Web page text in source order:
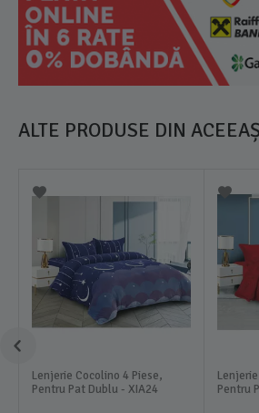
ALTE PRODUSE DIN
Lenjerie Cocolino 4 Piese,
Pentru Pat Dublu - XIA24
Pentru